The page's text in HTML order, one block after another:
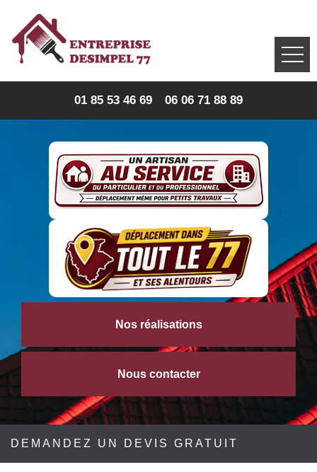
01 85 53 46 69 06 06 71 88 89
Nos réalisations
Nous contacter
DEMANDEZ UN DEVIS GRATUIT